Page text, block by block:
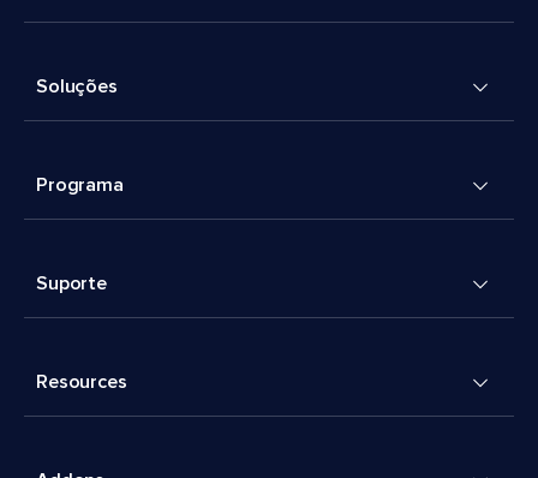
Soluções
Programa
Suporte
Resources